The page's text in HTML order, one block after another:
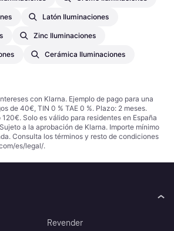
Latón Iluminaciones
Zinc Iluminaciones
Cerámica Iluminaciones
con Klarna. Ejemplo de pago para una
de 40€, TIN 0 % TAE 0 %. Plazo: 2 meses.
Solo es válido para residentes en España
a la aprobación de Klarna. Importe mínimo
Consulta los términos y resto de condiciones
es/legal/.
Revender